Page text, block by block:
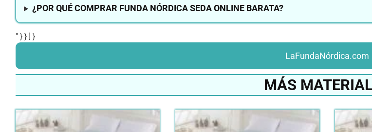
¿POR QUÉ COMPRAR FUNDA NÓRDICA SEDA ONLINE BARATA?
" } } ] }
LaFundaNórdica.com
MÁS